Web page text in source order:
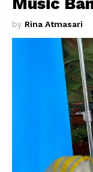
by Rina Atmasari